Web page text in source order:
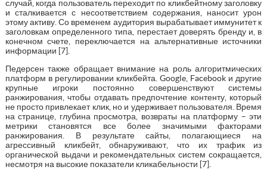
случай, когда пользователь переходит по кликбейтному заголовку
и сталкивается с несоответствием содержания, наносит урон
этому активу. Со временем аудитория вырабатывает иммунитет к
заголовкам определенного типа, перестает доверять бренду и, в
конечном счете, переключается на альтернативные источники
информации [7].
Педерсен также обращает внимание на роль алгоритмических
платформ в регулировании кликбейта. Google, Facebook и другие
крупные игроки постоянно совершенствуют системы
ранжирования, чтобы отдавать предпочтение контенту, который
не просто привлекает клик, но и удерживает пользователя. Время
на странице, глубина просмотра, возвраты на платформу – эти
метрики становятся все более значимыми факторами
ранжирования. В результате сайты, полагающиеся на
агрессивный кликбейт, обнаруживают, что их трафик из
органической выдачи и рекомендательных систем сокращается,
несмотря на высокие показатели кликабельности [7].